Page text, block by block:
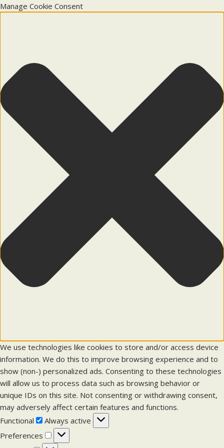
Manage Cookie Consent
We use technologies like cookies to store and/or access device
information. We do this to improve browsing experience and to
show (non-) personalized ads. Consenting to these technologies
will allow us to process data such as browsing behavior or
unique IDs on this site. Not consenting or withdrawing consent,
may adversely affect certain features and functions.
Functional
F
u
n
Always active
Preferences
P
r